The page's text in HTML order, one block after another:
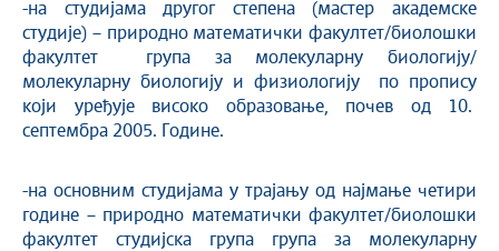
-на студијама другог степена (мастер академске
студије) – природно математички факултет/биолошки
факултет група за молекуларну биологију/
молекуларну биологију и физиологију по пропису
који уређује високо образовање, почев од 10.
септембра 2005. Године.
-на основним студијама у трајању од најмање четири
године – природно математички факултет/биолошки
факултет студијска група група за молекуларну